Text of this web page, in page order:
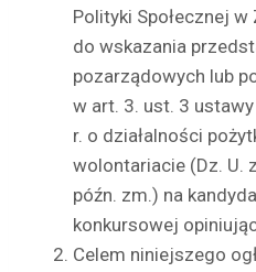
Polityki Społecznej
do wskazania
pozarządowych lub
w art. 3. ust. 3
r. o działalności
wolontariacie (Dz. U.
późn. zm.) na
konkursowej
Celem niniejszego